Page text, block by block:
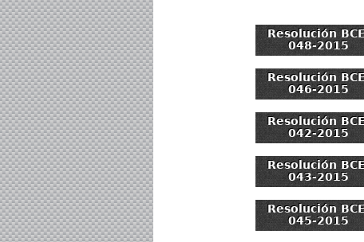
Resolución
048-2015
Resolución
046-2015
Resolución
042-2015
Resolución
043-2015
Resolución
045-2015